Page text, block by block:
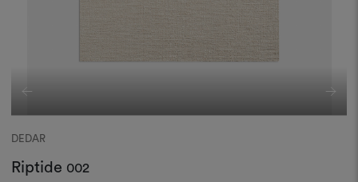
DEDAR
Riptide 002